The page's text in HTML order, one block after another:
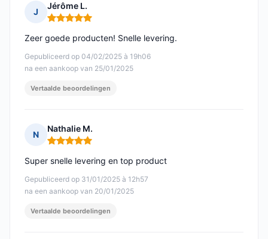
J
Jérôme L.
Opmerking: 5 van 5
Gepubliceerd op 04/02/2025 à 19h06
na een aankoop van 25/01/2025
Zeer goede producten! Snelle levering.
Vertaalde beoordelingen
N
Nathalie M.
Opmerking: 5 van 5
Gepubliceerd op 31/01/2025 à 12h57
na een aankoop van 20/01/2025
Super snelle levering en top product
Vertaalde beoordelingen